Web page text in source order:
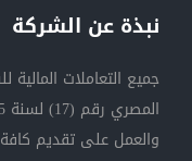
نبذة عن الشركة
جميع التعاملات
والعمل على تقديم